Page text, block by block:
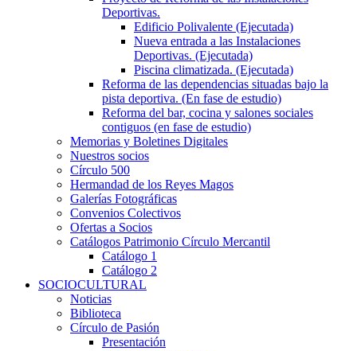
Deportivas.
Edificio Polivalente (Ejecutada)
Nueva entrada a las Instalaciones
Deportivas. (Ejecutada)
Piscina climatizada. (Ejecutada)
Reforma de las dependencias situadas bajo la
pista deportiva. (En fase de estudio)
Reforma del bar, cocina y salones sociales
contiguos (en fase de estudio)
Memorias y Boletines Digitales
Nuestros socios
Círculo 500
Hermandad de los Reyes Magos
Galerías Fotográficas
Convenios Colectivos
Ofertas a Socios
Catálogos Patrimonio Círculo Mercantil
Catálogo 1
Catálogo 2
SOCIOCULTURAL
Noticias
Biblioteca
Círculo de Pasión
Presentación